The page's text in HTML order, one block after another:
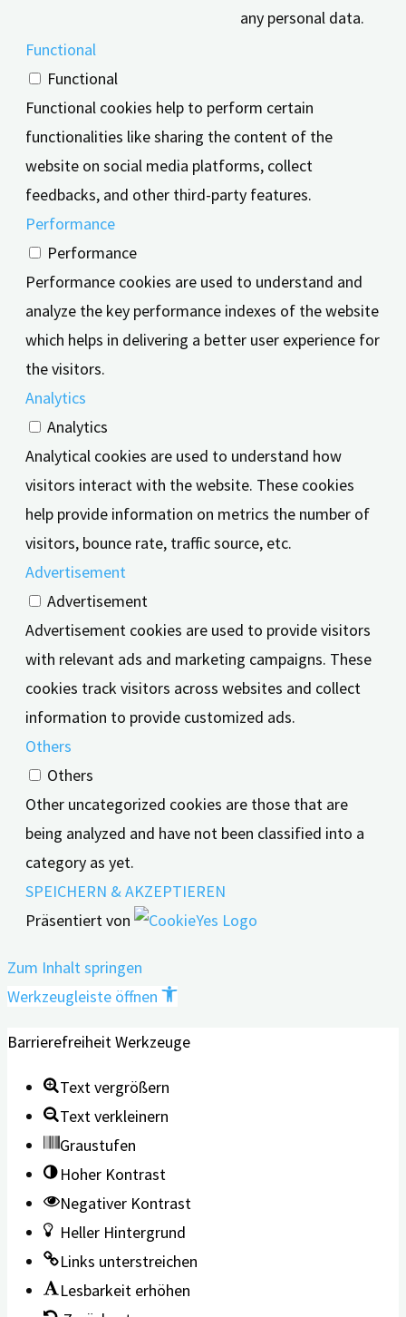
any personal data.
Functional
Functional
Functional cookies help to perform certain
functionalities like sharing the content of the
website on social media platforms, collect
feedbacks, and other third-party features.
Performance
Performance
Performance cookies are used to understand and
analyze the key performance indexes of the website
which helps in delivering a better user experience for
the visitors.
Analytics
Analytics
Analytical cookies are used to understand how
visitors interact with the website. These cookies
help provide information on metrics the number of
visitors, bounce rate, traffic source, etc.
Advertisement
Advertisement
Advertisement cookies are used to provide visitors
with relevant ads and marketing campaigns. These
cookies track visitors across websites and collect
information to provide customized ads.
Others
Others
Other uncategorized cookies are those that are
being analyzed and have not been classified into a
category as yet.
SPEICHERN & AKZEPTIEREN
Präsentiert von
Zum Inhalt springen
Werkzeugleiste öffnen
Barrierefreiheit Werkzeuge
Text vergrößern
Text verkleinern
Graustufen
Hoher Kontrast
Negativer Kontrast
Heller Hintergrund
Links unterstreichen
Lesbarkeit erhöhen